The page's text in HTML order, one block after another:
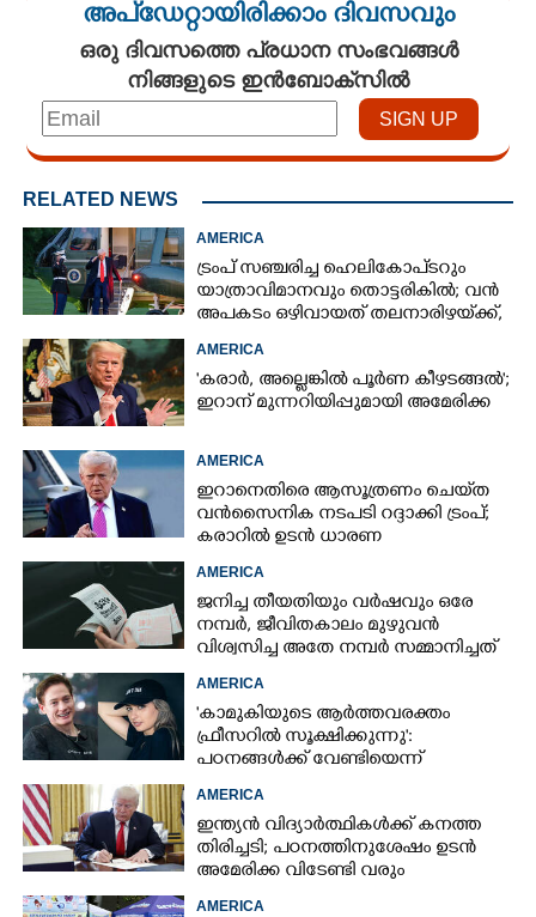
അപ്ഡേറ്റായിരിക്കാം ദിവസവും
ഒരു ദിവസത്തെ പ്രധാന സംഭവങ്ങൾ
നിങ്ങളുടെ ഇൻബോക്സിൽ
RELATED NEWS
AMERICA
ട്രംപ് സഞ്ചരിച്ച ഹെലികോപ്‌ടറും
യാത്രാവിമാനവും തൊട്ടരികിൽ; വൻ
അപകടം ഒഴിവായത് തലനാരിഴയ്‌ക്ക്,
അന്വേഷണം
AMERICA
'കരാർ, അല്ലെങ്കിൽ പൂർണ കീഴടങ്ങൽ';
ഇറാന് മുന്നറിയിപ്പുമായി അമേരിക്ക
AMERICA
ഇറാനെതിരെ ആസൂത്രണം ചെയ്‌ത
വൻസൈനിക നടപടി റദ്ദാക്കി ട്രംപ്;
കരാറിൽ ഉടൻ ധാരണ
AMERICA
ജനിച്ച തീയതിയും വർഷവും ഒരേ
നമ്പർ, ജീവിതകാലം മുഴുവൻ
വിശ്വസിച്ച അതേ നമ്പർ സമ്മാനിച്ചത്
കോടികളുടെ ഭാഗ്യം
AMERICA
'കാമുകിയുടെ ആർത്തവരക്തം
ഫ്രീസറിൽ സൂക്ഷിക്കുന്നു':
പഠനങ്ങൾക്ക് വേണ്ടിയെന്ന്
വിശദീകരണം,​ ചർച്ചയായി ബ്രയാൻ
ജോൺസന്റെ പോസ്റ്റ്
AMERICA
ഇന്ത്യൻ വിദ്യാർത്ഥികൾക്ക് കനത്ത
തിരിച്ചടി; പഠനത്തിനുശേഷം ഉടൻ
അമേരിക്ക വിടേണ്ടി വരും
AMERICA